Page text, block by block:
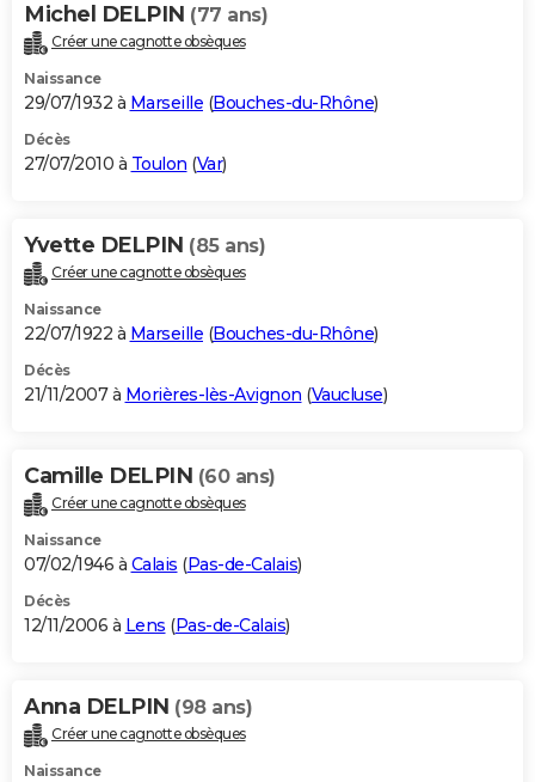
Michel DELPIN (77 ans)
Créer une cagnotte obsèques
Naissance
29/07/1932 à Marseille (Bouches-du-Rhône)
Décès
27/07/2010 à Toulon (Var)
Yvette DELPIN (85 ans)
Créer une cagnotte obsèques
Naissance
22/07/1922 à Marseille (Bouches-du-Rhône)
Décès
21/11/2007 à Morières-lès-Avignon (Vaucluse)
Camille DELPIN (60 ans)
Créer une cagnotte obsèques
Naissance
07/02/1946 à Calais (Pas-de-Calais)
Décès
12/11/2006 à Lens (Pas-de-Calais)
Anna DELPIN (98 ans)
Créer une cagnotte obsèques
Naissance